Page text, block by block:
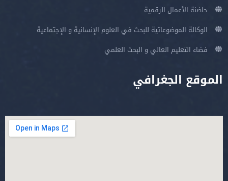
حاضنة الأعمال الرقمية
الوكالة الموضوعاتية للبحث في العلوم الإنسانية و الإجتماعية
فضاء التعليم العالي و البحث العلمي
الموقع الجغرافي